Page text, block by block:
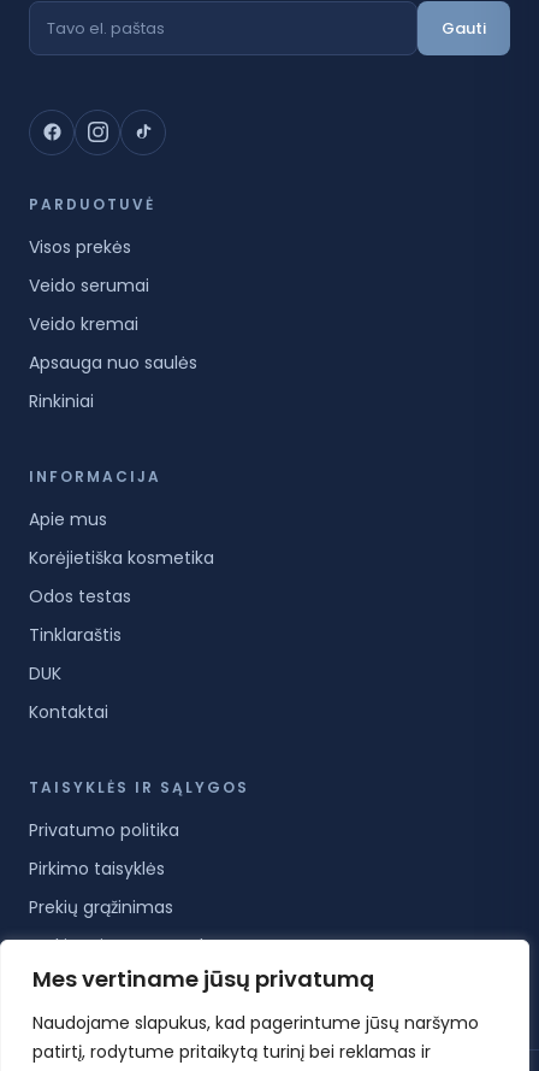
Mes vertiname jūsų privatumą
Naudojame slapukus, kad pagerintume jūsų naršymo
patirtį, rodytume pritaikytą turinį bei reklamas ir
Gauti
PARDUOTUVĖ
Visos prekės
Veido serumai
Veido kremai
Apsauga nuo saulės
Rinkiniai
INFORMACIJA
Apie mus
Korėjietiška kosmetika
Odos testas
Tinklaraštis
DUK
Kontaktai
TAISYKLĖS IR SĄLYGOS
Privatumo politika
Pirkimo taisyklės
Prekių grąžinimas
Prekių pristatymo sąlygos
Paslaugų teikimo sąlygos